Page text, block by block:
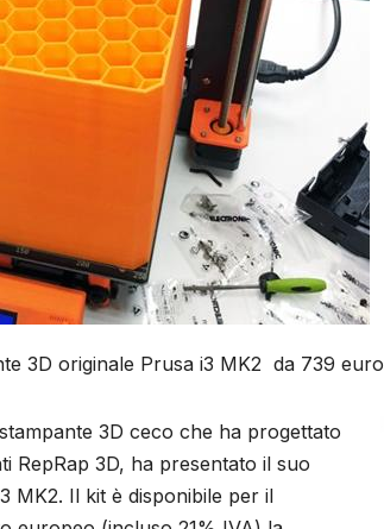
3D originale Prusa i3 MK2 da 739 euro
3D ceco che ha progettato
RepRap 3D, ha presentato il suo
MK2. Il kit è disponibile per il